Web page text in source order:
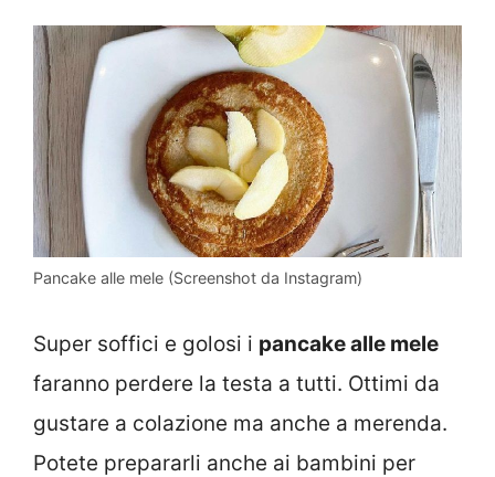
Pancake alle mele (Screenshot da Instagram)
Super soffici e golosi i pancake alle mele
faranno perdere la testa a tutti. Ottimi da
gustare a colazione ma anche a merenda.
Potete prepararli anche ai bambini per